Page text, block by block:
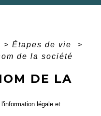
> Étapes de vie
>
de la société
DE LA
légale et